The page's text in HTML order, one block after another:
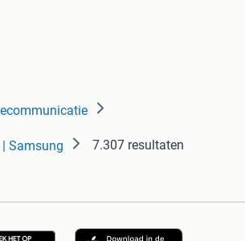
Samsung 7.307 resultaten